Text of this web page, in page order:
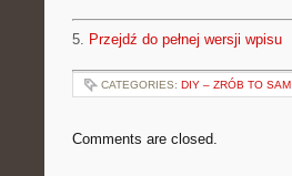
5. Przejdź do pełnej wersji wpisu
CATEGORIES: DIY – ZRÓB TO SAM
Comments are closed.